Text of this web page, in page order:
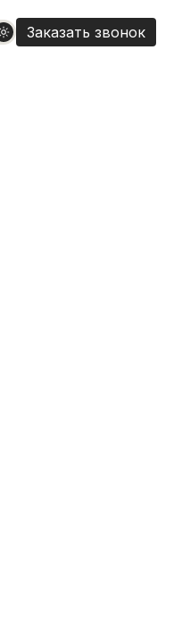
Заказать звонок